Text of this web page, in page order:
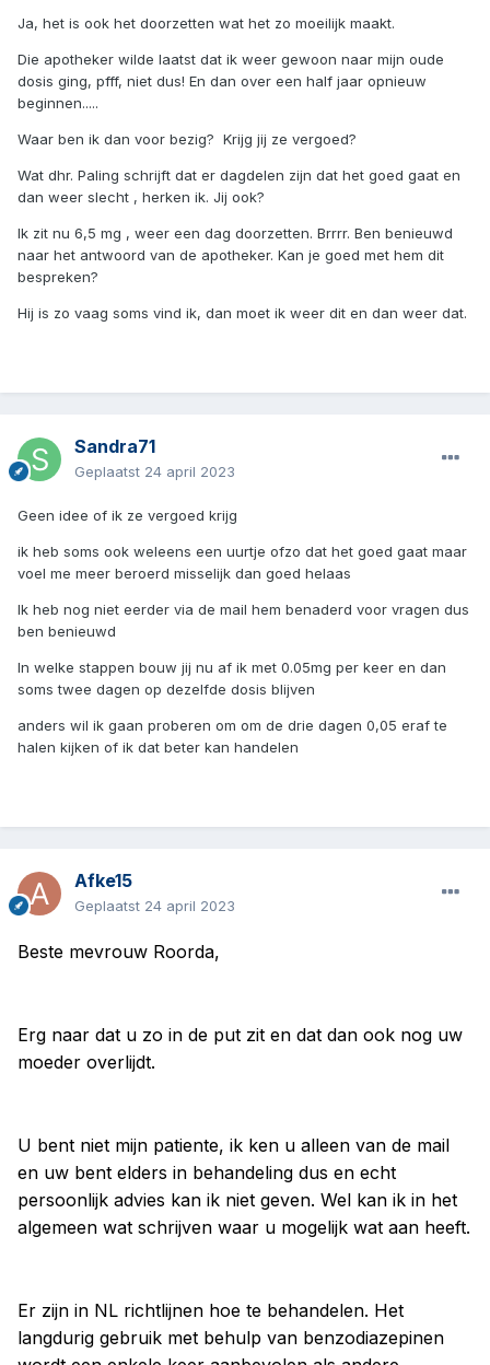
Ja, het is ook het doorzetten wat het zo moeilijk maakt.
Die apotheker wilde laatst dat ik weer gewoon naar mijn oude
dosis ging, pfff, niet dus! En dan over een half jaar opnieuw
beginnen.....
Waar ben ik dan voor bezig? Krijg jij ze vergoed?
Wat dhr. Paling schrijft dat er dagdelen zijn dat het goed gaat en
dan weer slecht , herken ik. Jij ook?
Ik zit nu 6,5 mg , weer een dag doorzetten. Brrrr. Ben benieuwd
naar het antwoord van de apotheker. Kan je goed met hem dit
bespreken?
Hij is zo vaag soms vind ik, dan moet ik weer dit en dan weer dat.
Sandra71
Geplaatst 24 april 2023
Geen idee of ik ze vergoed krijg
ik heb soms ook weleens een uurtje ofzo dat het goed gaat maar
voel me meer beroerd misselijk dan goed helaas
Ik heb nog niet eerder via de mail hem benaderd voor vragen dus
ben benieuwd
In welke stappen bouw jij nu af ik met 0.05mg per keer en dan
soms twee dagen op dezelfde dosis blijven
anders wil ik gaan proberen om om de drie dagen 0,05 eraf te
halen kijken of ik dat beter kan handelen
Afke15
Geplaatst 24 april 2023
Beste mevrouw Roorda,
Erg naar dat u zo in de put zit en dat dan ook nog uw
moeder overlijdt.
U bent niet mijn patiente, ik ken u alleen van de mail
en uw bent elders in behandeling dus en echt
persoonlijk advies kan ik niet geven. Wel kan ik in het
algemeen wat schrijven waar u mogelijk wat aan heeft.
Er zijn in NL richtlijnen hoe te behandelen. Het
langdurig gebruik met behulp van benzodiazepinen